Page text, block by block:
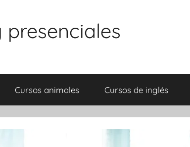
presenciales
Cursos animales Cursos de inglés